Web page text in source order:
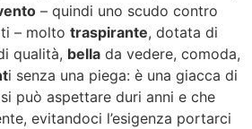
– quindi uno scudo contro
– molto traspirante, dotata di
qualità, bella da vedere, comoda,
i senza una piega: è una giacca di
può aspettare duri anni e che
evitandoci l’esigenza portarci